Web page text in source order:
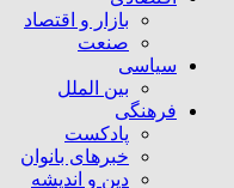
بازار و اقتصاد
صنعت
سیاسی
بین الملل
فرهنگی
پادکست
خبرهای بانوان
دین و اندیشه